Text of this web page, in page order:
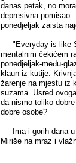
danas petak, no
depresivna
ponedjeljak zaista
"Everyday is like
mentalnim čekićem
ponedjeljak-među-
klaun iz kutije.
žarenje na mjestu iz
suzama. Usred
da nismo toliko
dobre osobe?
Ima i gorih dana u
Miriše na mraz i